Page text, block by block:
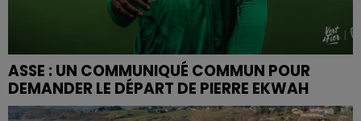
ASSE : UN COMMUNIQUÉ COMMUN POUR
DEMANDER LE DÉPART DE PIERRE EKWAH